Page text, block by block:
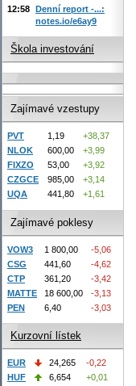
12:58 Denní report -...:
notes.io/e6ay9
Škola investování
Zajímavé vzestupy
PVT 1,19
+38,37
NLOK
600,00
+3,99
FIXZO
53,00
+3,92
CZGCE
985,00
+3,14
UQA
441,80 +1,61
Zajímavé poklesy
VOW3 1 800,00
-5,06
CSG
441,60
-4,62
CTP
361,20
-3,42
MATTE
18 600,00
-3,13
PEN
6,40 -3,03
Kurzovní lístek
EUR 24,265
-0,22
HUF
6,654
+0,01